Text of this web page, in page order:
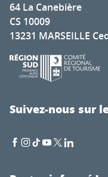
64 La Canebière
CS 10009
13231 MARSEILLE
Suivez-nous sur